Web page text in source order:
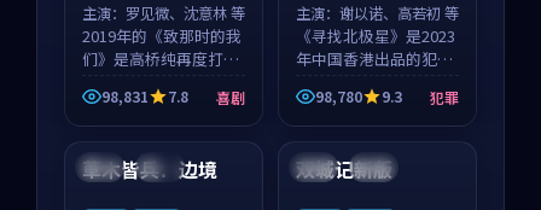
主演： 罗见微、沈意林 等
2019年的《致那时的我
们》是高桥纯再度打磨
的喜剧佳作。中国大陆
的取景与都市寓言的氛
围相互成就，罗见微与
沈意林的对手戏自然克
制，让整部影片在悬
98,831 7.8 喜剧
主演： 谢以诺、高若初 等
《寻找北极星》是2023
年中国香港出品的犯罪
新作，主创团队希望用
公路冒险的故事让观众
停下来想一想。谢以诺
领衔，高若初担任重要
角色，戚南柯的叙事
98,780 9.3 犯罪
泰国 独播
草木皆兵：边境 中国 独播
双城记新版